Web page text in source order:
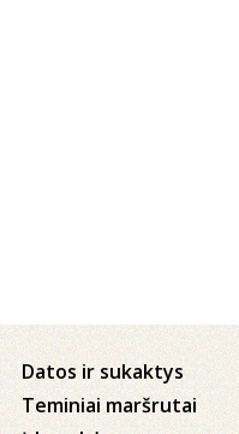
Datos ir sukaktys
Teminiai maršrutai